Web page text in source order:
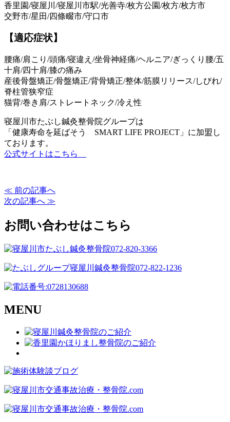
香里園/寝屋川/寝屋川市駅/光善寺/枚方公園/枚方/枚方市
交野市/星田/四條畷市/守口市
【適応症状】
腰痛/肩こり/頭痛/寝違え/坐骨神経痛/ヘルニア/ぎっくり腰/五
十肩/四十肩/膝の痛み
産後骨盤矯正/骨盤矯正/背骨矯正/整体/筋膜リリース/しびれ/
脊柱管狭窄症
猫背/巻き肩/ストレートネック/冷え性
寝屋川市たぶし鍼灸整骨院グループは
「健康寿命を延ばそう SMART LIFE PROJECT」に加盟し
ております。
公式サイトはこちら
≪ 前の記事へ
次の記事へ ≫
お問い合わせはこちら
MENU